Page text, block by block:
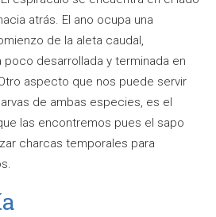
atrás. El ano ocupa una
de la aleta caudal,
desarrollada y terminada en
aspecto que nos puede servir
de ambas especies, es el
las encontremos pues el sapo
charcas temporales para